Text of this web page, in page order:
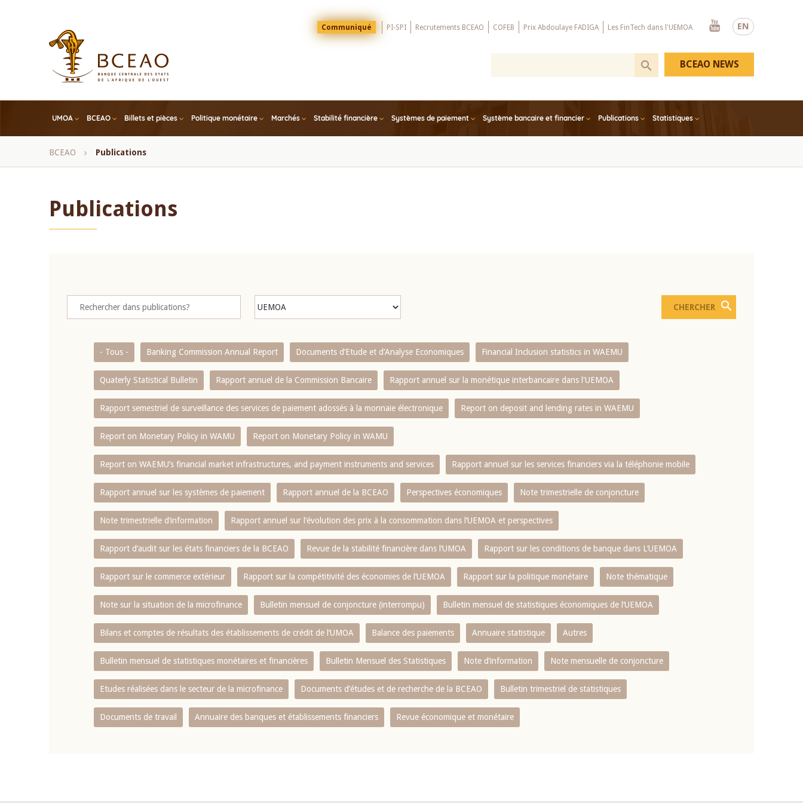
EN
Menu
Top
Communiqué PI-SPI Recrutements BCEAO COFEB Prix Abdoulaye FADIGA Les FinTech dans l'UEMOA
Youtube
UMOA BCEAO Billets et pièces Politique monétaire Marchés Stabilité financière Systèmes de paiement Système bancaire et financier Publications Statistiques
BCEAO NEWS
Fil
BCEAO Publications
Publications
- Tous - Banking Commission Annual Report Documents d’Etude et d’Analyse Economiques Financial Inclusion statistics in WAEMU
Quaterly Statistical Bulletin Rapport annuel de la Commission Bancaire Rapport annuel sur la monétique interbancaire dans l'UEMOA
Rapport semestriel de surveillance des services de paiement adossés à la monnaie électronique Report on deposit and lending rates in WAEMU
Report on Monetary Policy in WAMU Report on Monetary Policy in WAMU
Report on WAEMU’s financial market infrastructures, and payment instruments and services Rapport annuel sur les services financiers via la téléphonie mobile
Rapport annuel sur les systèmes de paiement Rapport annuel de la BCEAO Perspectives économiques Note trimestrielle de conjoncture
Note trimestrielle d‘information Rapport annuel sur l‘évolution des prix à la consommation dans l‘UEMOA et perspectives
Rapport d‘audit sur les états financiers de la BCEAO Revue de la stabilité financière dans l‘UMOA Rapport sur les conditions de banque dans L‘UEMOA
Rapport sur le commerce extérieur Rapport sur la compétitivité des économies de l‘UEMOA Rapport sur la politique monétaire Note thématique
Note sur la situation de la microfinance Bulletin mensuel de conjoncture (interrompu) Bulletin mensuel de statistiques économiques de l‘UEMOA
Bilans et comptes de résultats des établissements de crédit de l‘UMOA Balance des paiements Annuaire statistique Autres
Bulletin mensuel de statistiques monétaires et financières Bulletin Mensuel des Statistiques Note d’information Note mensuelle de conjoncture
Etudes réalisées dans le secteur de la microfinance Documents d’études et de recherche de la BCEAO Bulletin trimestriel de statistiques
Documents de travail Annuaire des banques et établissements financiers Revue économique et monétaire